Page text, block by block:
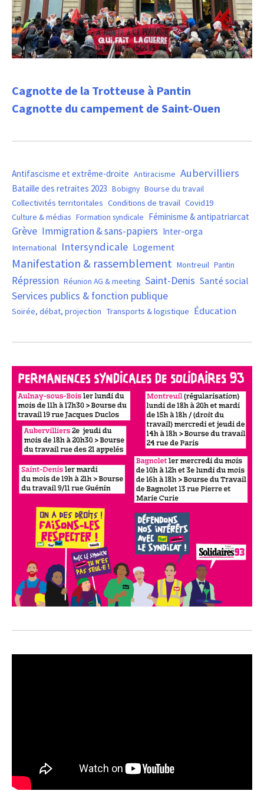
Cagnotte de la Trotteuse à Pantin
Cagnotte du campement de Saint-Ouen
Antifascisme et extrême-droite Antiracisme Aubervilliers
Bataille des retraites 2023 Bobigny Bourse du travail
Collectivités territoritales Conditions de travail Covid19
Culture & médias Formation syndicale Féminisme & antipatriarcat
Grève Immigration & sans-papiers Inter-orga
International Intersyndicale Logement
Manifestation & rassemblement Montreuil Pantin
Répression Réunion AG & meeting Saint-Denis Santé social
Services publics & fonction publique
Soirée, débat, projection Transports & logistique Éducation